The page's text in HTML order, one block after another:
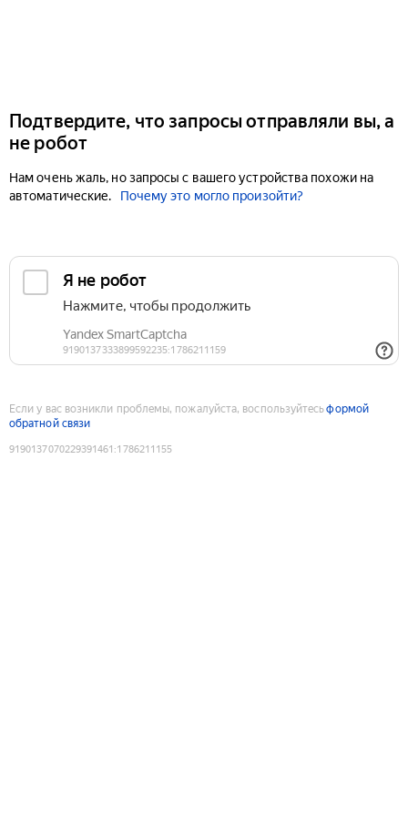
Подтвердите, что запросы отправляли вы, а
не робот
Нам очень жаль, но запросы с вашего устройства похожи на
автоматические.
Почему это могло произойти?
Если у вас возникли проблемы, пожалуйста, воспользуйтесьформой
обратной связи
9190137070229391461 :1786211155